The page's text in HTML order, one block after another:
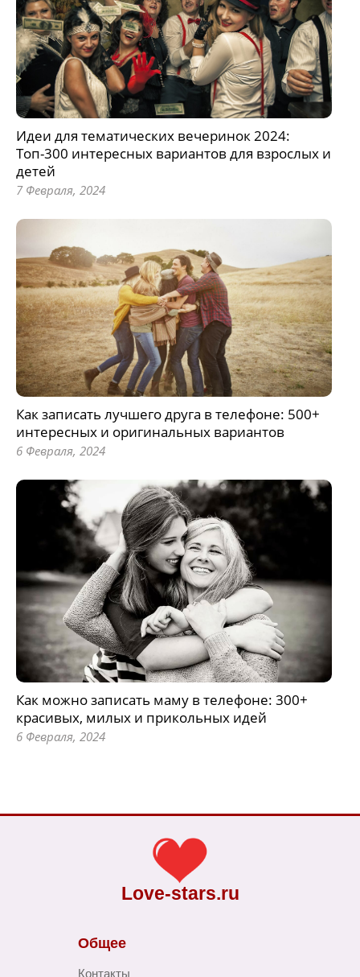
Идеи для тематических вечеринок 2024:
Топ-300 интересных вариантов для взрослых и
детей
7 Февраля, 2024
Как записать лучшего друга в телефоне: 500+
интересных и оригинальных вариантов
6 Февраля, 2024
Как можно записать маму в телефоне: 300+
красивых, милых и прикольных идей
6 Февраля, 2024
Love-stars.ru
Общее
Контакты